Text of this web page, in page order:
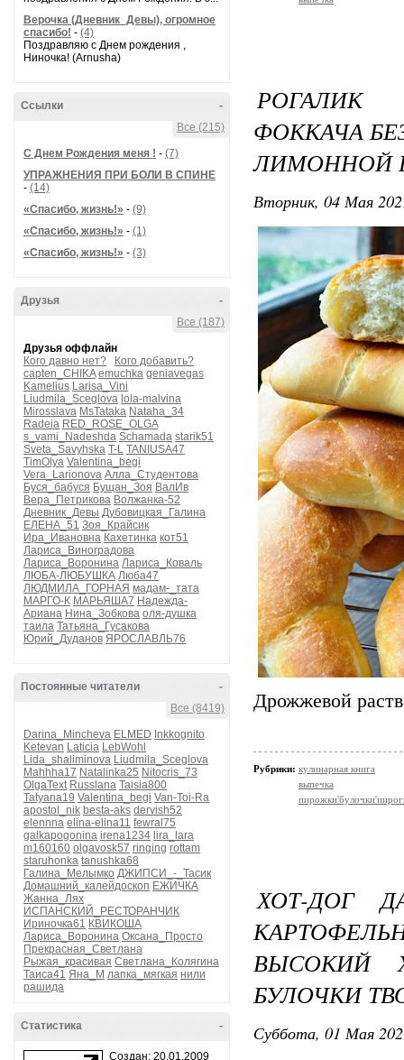
Верочка (Дневник_Девы), огромное
спасибо! - (4)
Поздравляю с Днем рождения ,
Ниночка! (Arnusha)
-
Ссылки
Все (215)
С Днем Рождения меня ! - (7)
УПРАЖНЕНИЯ ПРИ БОЛИ В СПИНЕ
- (14)
«Спасибо, жизнь!» - (9)
«Спасибо, жизнь!» - (1)
«Спасибо, жизнь!» - (3)
-
Друзья
Все (187)
Друзья оффлайн
Кого давно нет?
Кого добавить?
capten_CHIKA emuchka geniavegas
Kamelius Larisa_Vini
Liudmila_Sceglova lola-malvina
Mirosslava MsTataka Nataha_34
Radeia RED_ROSE_OLGA
s_vami_Nadeshda Schamada starik51
Sveta_Savyhska T-L TANIUSA47
TimOlya Valentina_begi
Vera_Larionova Алла_Студентова
Буся_бабуся Бущан_Зоя ВалИв
Вера_Петрикова Волжанка-52
Дневник_Девы Дубовицкая_Галина
ЕЛЕНА_51 Зоя_Крайсик
Ира_Ивановна Кахетинка кот51
Лариса_Виноградова
Лариса_Воронина Лариса_Коваль
ЛЮБА-ЛЮБУШКА Люба47
ЛЮДМИЛА_ГОРНАЯ мадам-_тата
МАРГО-К МАРЬЯША7 Надежда-
Ариана Нина_Зобкова оля-душка
таила Татьяна_Гусакова
Юрий_Дуданов ЯРОСЛАВЛЬ76
-
Постоянные читатели
Все (8419)
Darina_Mincheva ELMED Inkkognito
Ketevan Laticia LebWohl
Lida_shaliminova Liudmila_Sceglova
Mahhha17 Natalinka25 Nitocris_73
OlgaText Russlana Taisia800
Tatyana19 Valentina_begi Van-Toi-Ra
apostol_nik besta-aks dervish52
elennna elina-elina11 fewral75
galkapogonina irena1234 lira_lara
m160160 olgavosk57 ringing rottam
staruhonka tanushka68
Галина_Мелымко ДЖИПСИ_-_Тасик
Домашний_калейдоскоп ЕЖИЧКА
Жанна_Лях
ИСПАНСКИЙ_РЕСТОРАНЧИК
Ириночка61 КВИКОША
Лариса_Воронина Оксана_Просто
Прекрасная_Светлана
Рыжая_красивая Светлана_Колягина
Таиса41 Яна_М лапка_мягкая нили
рашида
-
Статистика
Создан: 20.01.2009
ФОККАЧА
ЛИМОННОЙ
Вторник, 04 Мая
Дрожжевой
Рубрики: кулинарная книга
выпечка
ХОТ-ДОГ
ВЫСОКИЙ
БУЛОЧКИ
Суббота, 01 Мая